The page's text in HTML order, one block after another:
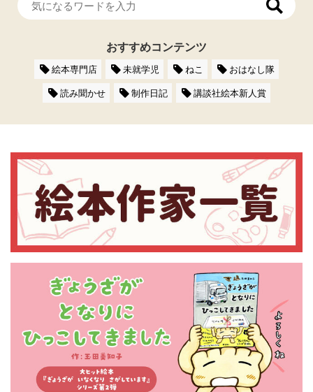
おすすめコンテンツ
絵本専門店 未就学児 ねこ
おはなし隊
読み聞かせ
制作日記 講談社絵本新人賞